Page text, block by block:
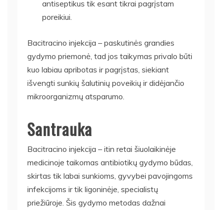
antiseptikus tik esant tikrai pagrįstam
poreikiui.
Bacitracino injekcija – paskutinės grandies
gydymo priemonė, tad jos taikymas privalo būti
kuo labiau apribotas ir pagrįstas, siekiant
išvengti sunkių šalutinių poveikių ir didėjančio
mikroorganizmų atsparumo.
Santrauka
Bacitracino injekcija – itin retai šiuolaikinėje
medicinoje taikomas antibiotikų gydymo būdas,
skirtas tik labai sunkioms, gyvybei pavojingoms
infekcijoms ir tik ligoninėje, specialistų
priežiūroje. Šis gydymo metodas dažnai